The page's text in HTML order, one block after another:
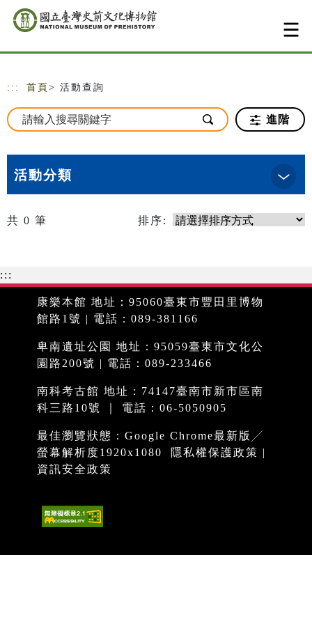
跳到主要內容
網站導覽
::: 首頁 > 活動查詢
進階
活動分類
共 0 筆 排序:
:::
康樂本館 地址：95060臺東市豐田里博物
館路1號 | 電話：089-381166
卑南遺址公園 地址：95059臺東市文化公
園路200號 | 電話：089-233466
南科考古館 地址：74147臺南市新市區南
科三路10號 ｜ 電話：06-5050905
最佳瀏覽狀態：Google Chrome最新版╱
螢幕解析度1920x1080
隱私權保護政策 |
資訊安全政策